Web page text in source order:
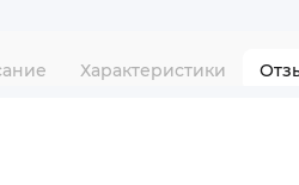
Характеристики